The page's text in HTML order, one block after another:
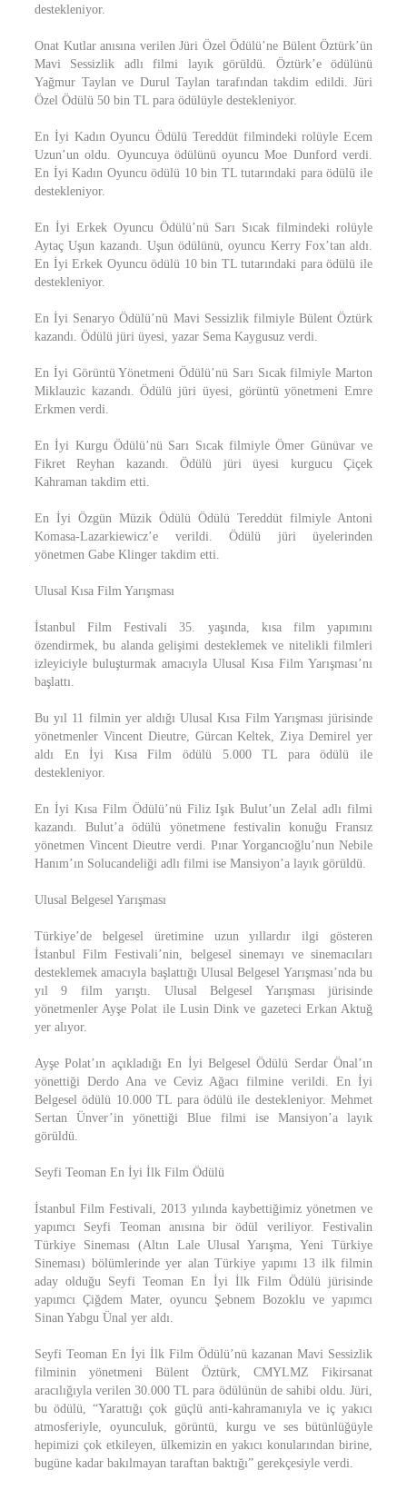
destekleniyor.
Onat Kutlar anısına verilen Jüri Özel Ödülü’ne Bülent Öztürk’ün
Mavi Sessizlik adlı filmi layık görüldü. Öztürk’e ödülünü
Yağmur Taylan ve Durul Taylan tarafından takdim edildi. Jüri
Özel Ödülü 50 bin TL para ödülüyle destekleniyor.
En İyi Kadın Oyuncu Ödülü Tereddüt filmindeki rolüyle Ecem
Uzun’un oldu. Oyuncuya ödülünü oyuncu Moe Dunford verdi.
En İyi Kadın Oyuncu ödülü 10 bin TL tutarındaki para ödülü ile
destekleniyor.
En İyi Erkek Oyuncu Ödülü’nü Sarı Sıcak filmindeki rolüyle
Aytaç Uşun kazandı. Uşun ödülünü, oyuncu Kerry Fox’tan aldı.
En İyi Erkek Oyuncu ödülü 10 bin TL tutarındaki para ödülü ile
destekleniyor.
En İyi Senaryo Ödülü’nü Mavi Sessizlik filmiyle Bülent Öztürk
kazandı. Ödülü jüri üyesi, yazar Sema Kaygusuz verdi.
En İyi Görüntü Yönetmeni Ödülü’nü Sarı Sıcak filmiyle Marton
Miklauzic kazandı. Ödülü jüri üyesi, görüntü yönetmeni Emre
Erkmen verdi.
En İyi Kurgu Ödülü’nü Sarı Sıcak filmiyle Ömer Günüvar ve
Fikret Reyhan kazandı. Ödülü jüri üyesi kurgucu Çiçek
Kahraman takdim etti.
En İyi Özgün Müzik Ödülü Ödülü Tereddüt filmiyle Antoni
Komasa-Lazarkiewicz’e verildi. Ödülü jüri üyelerinden
yönetmen Gabe Klinger takdim etti.
Ulusal Kısa Film Yarışması
İstanbul Film Festivali 35. yaşında, kısa film yapımını
özendirmek, bu alanda gelişimi desteklemek ve nitelikli filmleri
izleyiciyle buluşturmak amacıyla Ulusal Kısa Film Yarışması’nı
başlattı.
Bu yıl 11 filmin yer aldığı Ulusal Kısa Film Yarışması jürisinde
yönetmenler Vincent Dieutre, Gürcan Keltek, Ziya Demirel yer
aldı En İyi Kısa Film ödülü 5.000 TL para ödülü ile
destekleniyor.
En İyi Kısa Film Ödülü’nü Filiz Işık Bulut’un Zelal adlı filmi
kazandı. Bulut’a ödülü yönetmene festivalin konuğu Fransız
yönetmen Vincent Dieutre verdi. Pınar Yorgancıoğlu’nun Nebile
Hanım’ın Solucandeliği adlı filmi ise Mansiyon’a layık görüldü.
Ulusal Belgesel Yarışması
Türkiye’de belgesel üretimine uzun yıllardır ilgi gösteren
İstanbul Film Festivali’nin, belgesel sinemayı ve sinemacıları
desteklemek amacıyla başlattığı Ulusal Belgesel Yarışması’nda bu
yıl 9 film yarıştı. Ulusal Belgesel Yarışması jürisinde
yönetmenler Ayşe Polat ile Lusin Dink ve gazeteci Erkan Aktuğ
yer alıyor.
Ayşe Polat’ın açıkladığı En İyi Belgesel Ödülü Serdar Önal’ın
yönettiği Derdo Ana ve Ceviz Ağacı filmine verildi. En İyi
Belgesel ödülü 10.000 TL para ödülü ile destekleniyor. Mehmet
Sertan Ünver’in yönettiği Blue filmi ise Mansiyon’a layık
görüldü.
Seyfi Teoman En İyi İlk Film Ödülü
İstanbul Film Festivali, 2013 yılında kaybettiğimiz yönetmen ve
yapımcı Seyfi Teoman anısına bir ödül veriliyor. Festivalin
Türkiye Sineması (Altın Lale Ulusal Yarışma, Yeni Türkiye
Sineması) bölümlerinde yer alan Türkiye yapımı 13 ilk filmin
aday olduğu Seyfi Teoman En İyi İlk Film Ödülü jürisinde
yapımcı Çiğdem Mater, oyuncu Şebnem Bozoklu ve yapımcı
Sinan Yabgu Ünal yer aldı.
Seyfi Teoman En İyi İlk Film Ödülü’nü kazanan Mavi Sessizlik
filminin yönetmeni Bülent Öztürk, CMYLMZ Fikirsanat
aracılığıyla verilen 30.000 TL para ödülünün de sahibi oldu. Jüri,
bu ödülü, “Yarattığı çok güçlü anti-kahramanıyla ve iç yakıcı
atmosferiyle, oyunculuk, görüntü, kurgu ve ses bütünlüğüyle
hepimizi çok etkileyen, ülkemizin en yakıcı konularından birine,
bugüne kadar bakılmayan taraftan baktığı” gerekçesiyle verdi.